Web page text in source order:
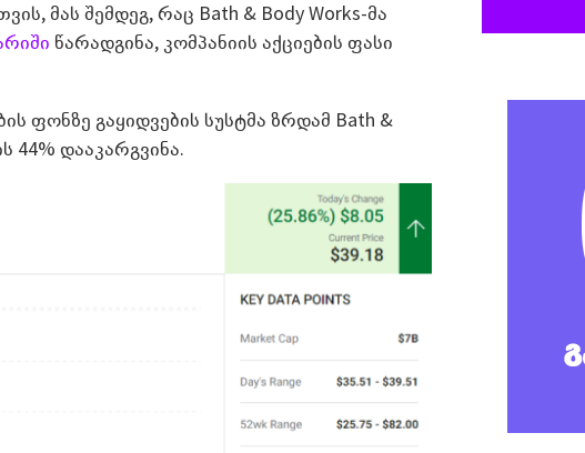
მას შემდეგ, რაც Bath & Body Works-მა
წარადგინა, კომპანიის აქციების ფასი
ფონზე გაყიდვების სუსტმა ზრდამ Bath &
44% დააკარგვინა.